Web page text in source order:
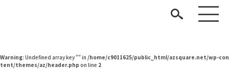
/home/c9011625/public_html/azsquare.net/w
Warning: Undefined array key "" in /home/c9011625/public_html/azsquare.net/wp-con
tent/themes/az/header.php on line 2